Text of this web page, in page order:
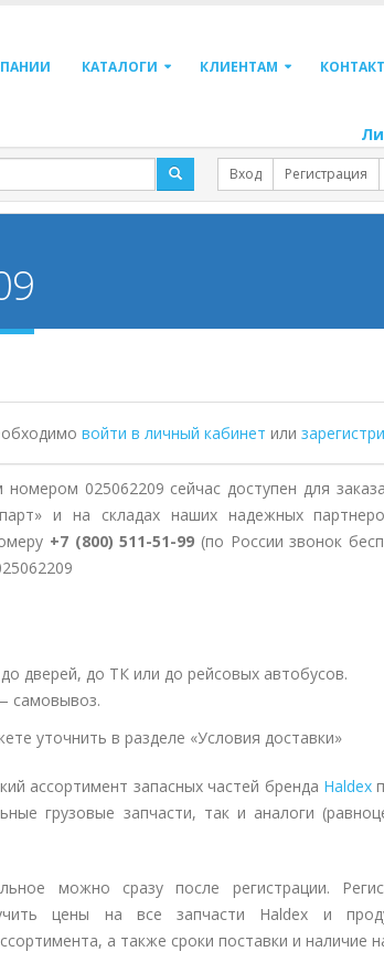
КАТАЛОГИ КЛИЕНТАМ
Вход Регистрация
войти в личный кабинет или
номером 025062209 сейчас доступен для
и на складах наших надежных
+7 (800) 511-51-99 (по России звонок
дверей, до ТК или до рейсовых автобусов.
самовывоз.
уточнить в разделе «Условия доставки»
ассортимент запасных частей бренда Haldex
грузовые запчасти, так и аналоги
можно сразу после регистрации.
цены на все запчасти Haldex и
а также сроки поставки и наличие